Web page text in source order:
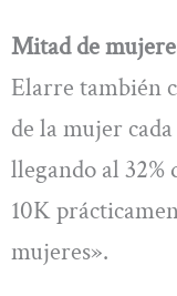
Mitad de
Elarre también
de la mujer
llegando al 32%
10K
mujeres».